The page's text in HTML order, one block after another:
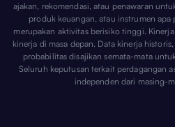
ajakan, rekomendasi, atau penawaran
produk keuangan, atau instrumen
merupakan aktivitas berisiko tinggi.
kinerja di masa depan. Data kinerja
probabilitas disajikan semata-mata
Seluruh keputusan terkait perdagangan
independen dari masing-